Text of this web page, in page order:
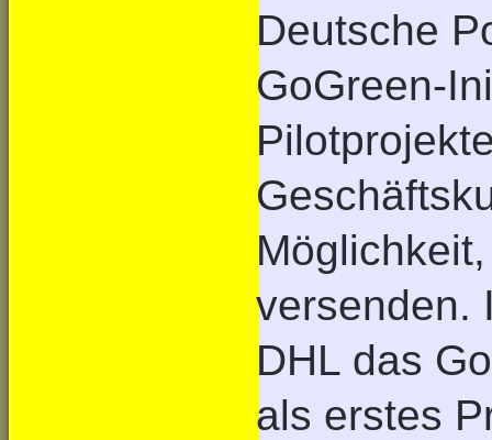
Deutsche
GoGreen-
versenden.
DHL das
als erstes